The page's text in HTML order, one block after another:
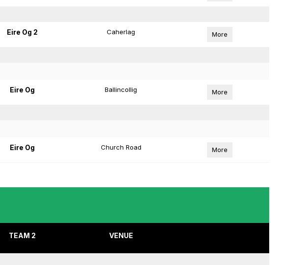
Eire Og 2 Caherlag More
Eire Og Ballincollig More
Eire Og Church Road More
TEAM 2 VENUE